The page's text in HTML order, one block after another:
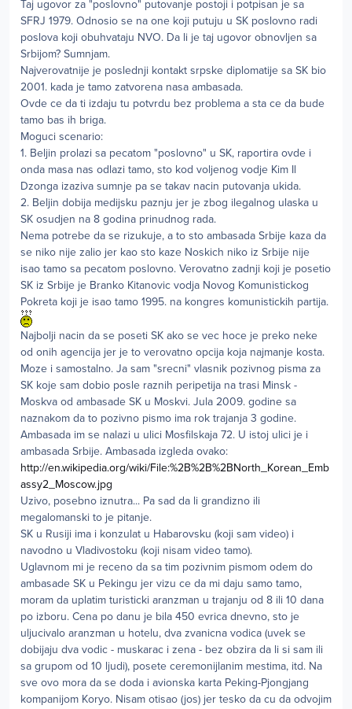
Taj ugovor za "poslovno" putovanje postoji i potpisan je sa
SFRJ 1979. Odnosio se na one koji putuju u SK poslovno radi
poslova koji obuhvataju NVO. Da li je taj ugovor obnovljen sa
Srbijom? Sumnjam.
Najverovatnije je poslednji kontakt srpske diplomatije sa SK bio
2001. kada je tamo zatvorena nasa ambasada.
Ovde ce da ti izdaju tu potvrdu bez problema a sta ce da bude
tamo bas ih briga.
Moguci scenario:
1. Beljin prolazi sa pecatom "poslovno" u SK, raportira ovde i
onda masa nas odlazi tamo, sto kod voljenog vodje Kim Il
Dzonga izaziva sumnje pa se takav nacin putovanja ukida.
2. Beljin dobija medijsku paznju jer je zbog ilegalnog ulaska u
SK osudjen na 8 godina prinudnog rada.
Nema potrebe da se rizukuje, a to sto ambasada Srbije kaza da
se niko nije zalio jer kao sto kaze Noskich niko iz Srbije nije
isao tamo sa pecatom poslovno. Verovatno zadnji koji je posetio
SK iz Srbije je Branko Kitanovic vodja Novog Komunistickog
Pokreta koji je isao tamo 1995. na kongres komunistickih partija.
Najbolji nacin da se poseti SK ako se vec hoce je preko neke
od onih agencija jer je to verovatno opcija koja najmanje kosta.
Moze i samostalno. Ja sam "srecni" vlasnik pozivnog pisma za
SK koje sam dobio posle raznih peripetija na trasi Minsk -
Moskva od ambasade SK u Moskvi. Jula 2009. godine sa
naznakom da to pozivno pismo ima rok trajanja 3 godine.
Ambasada im se nalazi u ulici Mosfilskaja 72. U istoj ulici je i
ambasada Srbije. Ambasada izgleda ovako:
http://en.wikipedia.org/wiki/File:%2B%2B%2BNorth_Korean_Emb
assy2_Moscow.jpg
Uzivo, posebno iznutra... Pa sad da li grandizno ili
megalomanski to je pitanje.
SK u Rusiji ima i konzulat u Habarovsku (koji sam video) i
navodno u Vladivostoku (koji nisam video tamo).
Uglavnom mi je receno da sa tim pozivnim pismom odem do
ambasade SK u Pekingu jer vizu ce da mi daju samo tamo,
moram da uplatim turisticki aranzman u trajanju od 8 ili 10 dana
po izboru. Cena po danu je bila 450 evrica dnevno, sto je
uljucivalo aranzman u hotelu, dva zvanicna vodica (uvek se
dobijaju dva vodic - muskarac i zena - bez obzira da li si sam ili
sa grupom od 10 ljudi), posete ceremonijlanim mestima, itd. Na
sve ovo mora da se doda i avionska karta Peking-Pjongjang
kompanijom Koryo. Nisam otisao (jos) jer tesko da cu da odvojim